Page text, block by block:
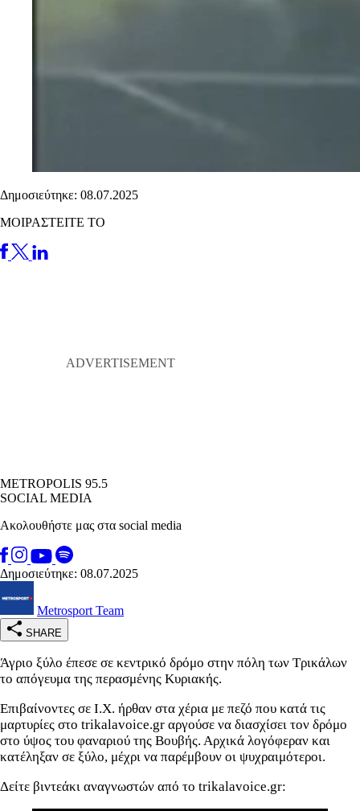
Δημοσιεύτηκε: 08.07.2025
ΜΟΙΡΑΣΤΕΙΤΕ ΤΟ
METROPOLIS 95.5
SOCIAL MEDIA
Ακολουθήστε μας στα social media
Δημοσιεύτηκε: 08.07.2025
Metrosport Team
SHARE
Άγριο ξύλο έπεσε σε κεντρικό δρόμο στην πόλη των Τρικάλων
το απόγευμα της περασμένης Κυριακής.
Επιβαίνοντες σε Ι.Χ. ήρθαν στα χέρια με πεζό που κατά τις
μαρτυρίες στο trikalavoice.gr αργούσε να διασχίσει τον δρόμο
στο ύψος του φαναριού της Βουβής. Αρχικά λογόφεραν και
κατέληξαν σε ξύλο, μέχρι να παρέμβουν οι ψυχραιμότεροι.
Δείτε βιντεάκι αναγνωστών από το trikalavoice.gr: